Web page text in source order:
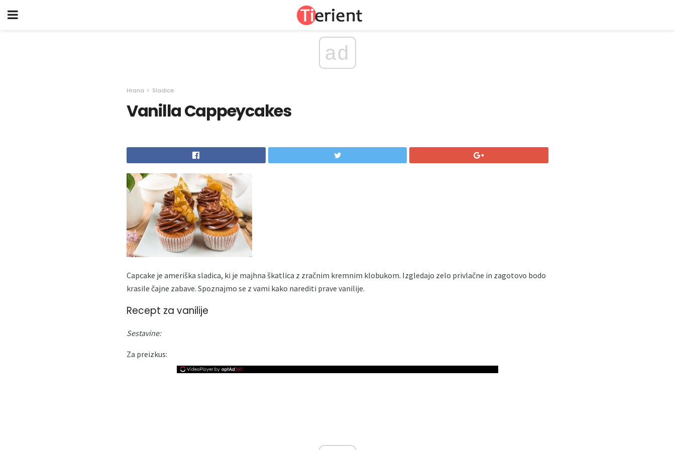
ad
Hrana Sladice
Vanilla Cappeycakes
Capcake je ameriška sladica, ki je majhna škatlica z zračnim kremnim klobukom. Izgledajo zelo privlačne in zagotovo bodo
krasile čajne zabave. Spoznajmo se z vami kako narediti prave vanilije.
Recept za vanilije
Sestavine:
Za preizkus: